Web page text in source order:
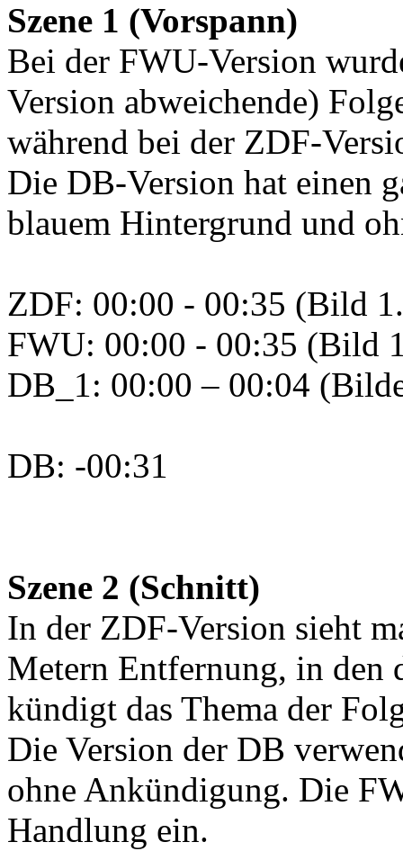
Szene 1 (Vorspann)
Bei der FWU-Version
Version abweichende)
während bei der ZDF-
Die DB-Version hat einen
blauem Hintergrund und
ZDF: 00:00 - 00:35 (Bild
FWU: 00:00 - 00:35 (Bild
DB_1: 00:00 – 00:04
DB: -00:31
Szene 2 (Schnitt)
In der ZDF-Version sieht
Metern Entfernung, in den
kündigt das Thema der
Die Version der DB
ohne Ankündigung. Die
Handlung ein.